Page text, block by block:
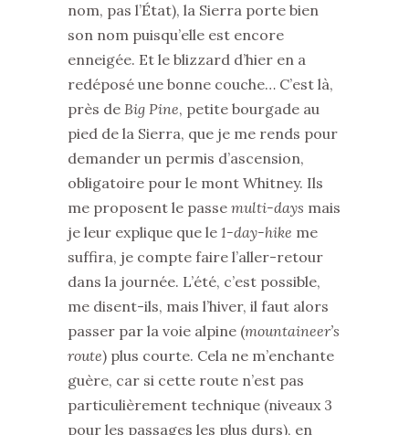
nom, pas l’État), la Sierra porte bien
son nom puisqu’elle est encore
enneigée. Et le blizzard d’hier en a
redéposé une bonne couche… C’est là,
près de Big Pine, petite bourgade au
pied de la Sierra, que je me rends pour
demander un permis d’ascension,
obligatoire pour le mont Whitney. Ils
me proposent le passe multi-days mais
je leur explique que le 1-day-hike me
suffira, je compte faire l’aller-retour
dans la journée. L’été, c’est possible,
me disent-ils, mais l’hiver, il faut alors
passer par la voie alpine (mountaineer’s
route) plus courte. Cela ne m’enchante
guère, car si cette route n’est pas
particulièrement technique (niveaux 3
pour les passages les plus durs), en